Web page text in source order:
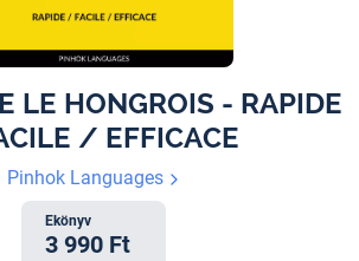
LE HONGROIS - RAPIDE
/ EFFICACE
Pinhok Languages
Ekönyv
3 990 Ft